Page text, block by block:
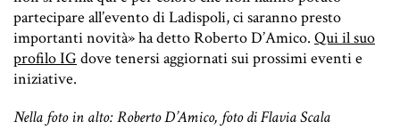
partecipare all’evento di Ladispoli, ci saranno presto
importanti novità» ha detto Roberto D’Amico. Qui il suo
profilo IG dove tenersi aggiornati sui prossimi eventi e
iniziative.
Nella foto in alto: Roberto D’Amico, foto di Flavia Scala